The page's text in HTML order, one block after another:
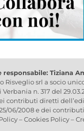
Tiziana
Risveglio srl a socio
n. 317 del
contributi diretti
06/2008 e dei contributi
–Cookies Policy–